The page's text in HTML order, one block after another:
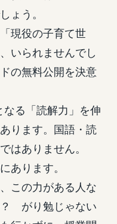
ょう。
現役の子育て世
いられませんでし
の無料公開を決意
る「読解力」を伸
ります。国語・読
はありません。
あります。
この力がある人な
？ がり勉じゃない